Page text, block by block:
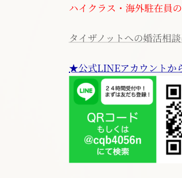
ハイクラス・海外駐在員
タイザノットへの婚活相
★公式LINEアカウントか